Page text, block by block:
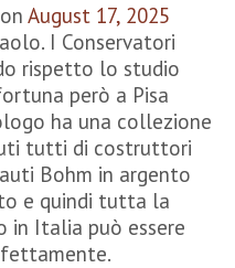
August 17, 2025
I Conservatori
rispetto lo studio
però a Pisa
ha una collezione
tutti di costruttori
Bohm in argento
e quindi tutta la
in Italia può essere